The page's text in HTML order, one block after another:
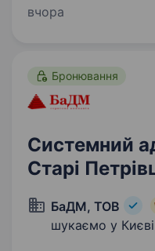
офіс та
вчора
Бронювання
Системний
Старі
БаДМ, ТОВ
шукаємо у Києві